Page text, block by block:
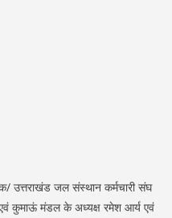
उत्तराखंड जल संस्थान कर्मचारी संघ
एवं कुमाऊं मंडल के अध्यक्ष रमेश आर्य एवं